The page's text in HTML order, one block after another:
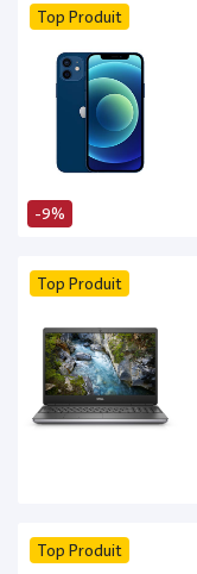
-9%
Top Produit
Top Produit
Top Produit